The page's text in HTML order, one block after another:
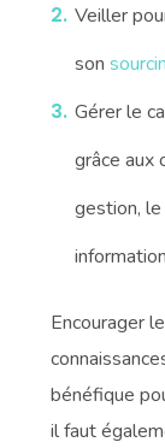
Veiller
son
Gérer le
grâce aux
gestion,
Encourager
bénéfique
il faut